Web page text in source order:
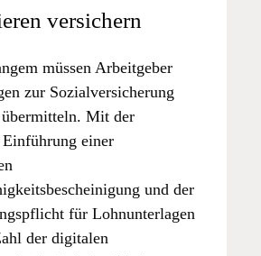
versichern
müssen Arbeitgeber
zur Sozialversicherung
Mit der
Einführung einer
und der
für Lohnunterlagen
der digitalen